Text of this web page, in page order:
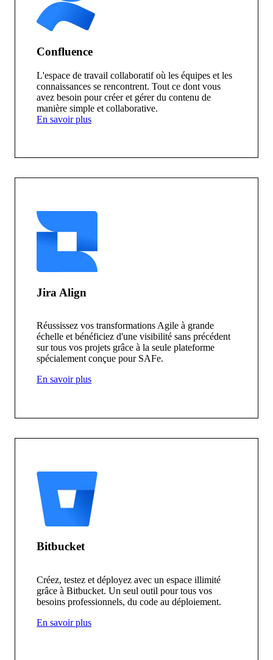
Confluence
L'espace de travail collaboratif où les équipes et les
connaissances se rencontrent. Tout ce dont vous
avez besoin pour créer et gérer du contenu de
manière simple et collaborative.
En savoir plus
Jira Align
Réussissez vos transformations Agile à grande
échelle et bénéficiez d'une visibilité sans précédent
sur tous vos projets grâce à la seule plateforme
spécialement conçue pour SAFe.
En savoir plus
Bitbucket
Créez, testez et déployez avec un espace illimité
grâce à Bitbucket. Un seul outil pour tous vos
besoins professionnels, du code au déploiement.
En savoir plus